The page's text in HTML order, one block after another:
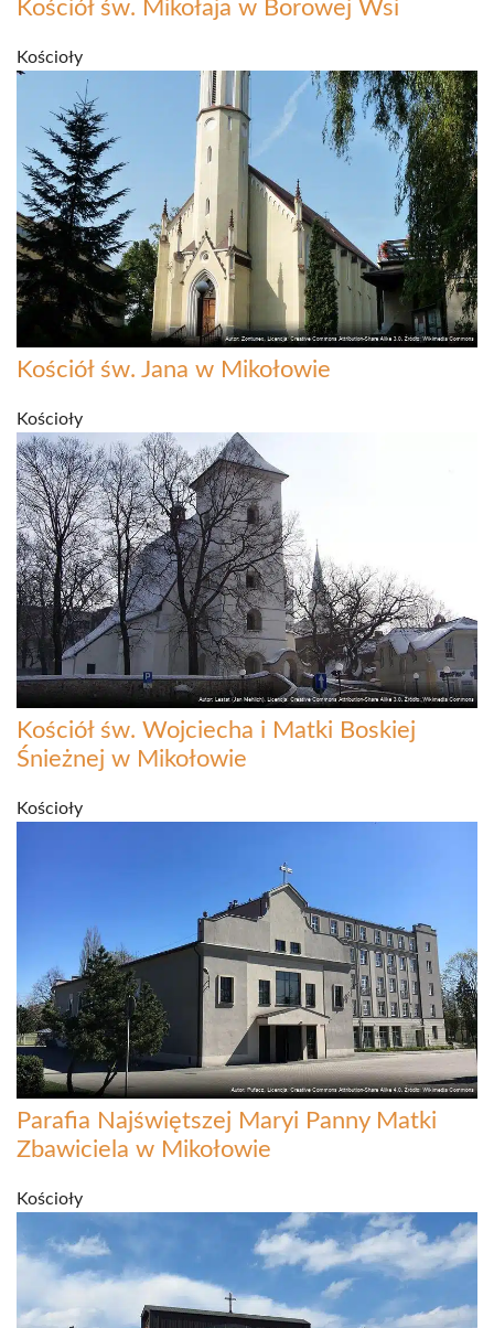
Kościół św. Mikołaja w Borowej Wsi
Kościoły
Kościół św. Jana w Mikołowie
Kościoły
Kościół św. Wojciecha i Matki Boskiej
Śnieżnej w Mikołowie
Kościoły
Parafia Najświętszej Maryi Panny Matki
Zbawiciela w Mikołowie
Kościoły